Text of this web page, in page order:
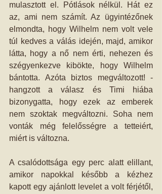
mulasztott el. Pótlások nélkül. Hát ez
az, ami nem számít. Az ügyintézőnek
elmondta, hogy Wilhelm nem volt vele
túl kedves a válás idején, majd, amikor
látta, hogy a nő nem érti, nehezen és
szégyenkezve kibökte, hogy Wilhelm
bántotta. Azóta biztos megváltozott! -
hangzott a válasz és Timi hiába
bizonygatta, hogy ezek az emberek
nem szoktak megváltozni. Soha nem
vonták még felelősségre a tetteiért,
miért is változna.
A csalódottsága egy perc alatt elillant,
amikor napokkal később a kézhez
kapott egy ajánlott levelet a volt férjétől,